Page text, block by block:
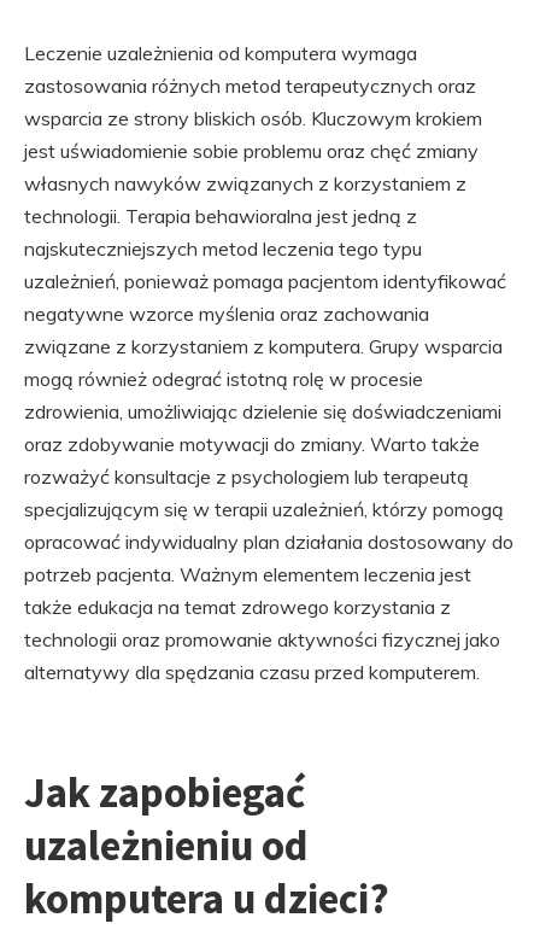
Leczenie uzależnienia od komputera wymaga
zastosowania różnych metod terapeutycznych oraz
wsparcia ze strony bliskich osób. Kluczowym krokiem
jest uświadomienie sobie problemu oraz chęć zmiany
własnych nawyków związanych z korzystaniem z
technologii. Terapia behawioralna jest jedną z
najskuteczniejszych metod leczenia tego typu
uzależnień, ponieważ pomaga pacjentom identyfikować
negatywne wzorce myślenia oraz zachowania
związane z korzystaniem z komputera. Grupy wsparcia
mogą również odegrać istotną rolę w procesie
zdrowienia, umożliwiając dzielenie się doświadczeniami
oraz zdobywanie motywacji do zmiany. Warto także
rozważyć konsultacje z psychologiem lub terapeutą
specjalizującym się w terapii uzależnień, którzy pomogą
opracować indywidualny plan działania dostosowany do
potrzeb pacjenta. Ważnym elementem leczenia jest
także edukacja na temat zdrowego korzystania z
technologii oraz promowanie aktywności fizycznej jako
alternatywy dla spędzania czasu przed komputerem.
Jak zapobiegać
uzależnieniu od
komputera u dzieci?